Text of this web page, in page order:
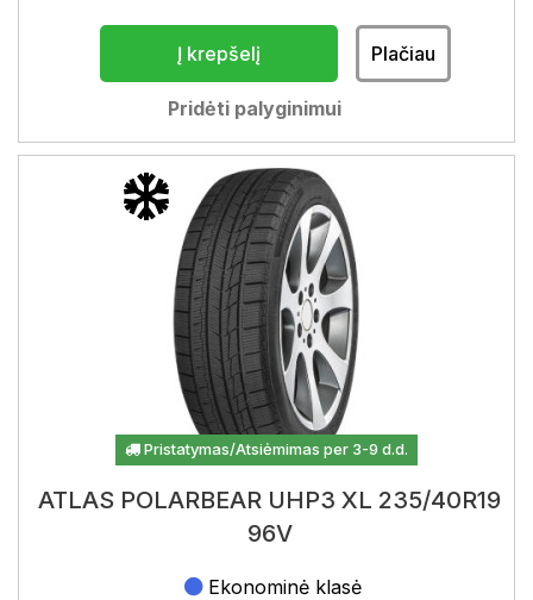
Į krepšelį Plačiau
Pridėti palyginimui
Pristatymas/Atsiėmimas per 3-9 d.d.
ATLAS POLARBEAR UHP3 XL 235/40R19
96V
Ekonominė klasė